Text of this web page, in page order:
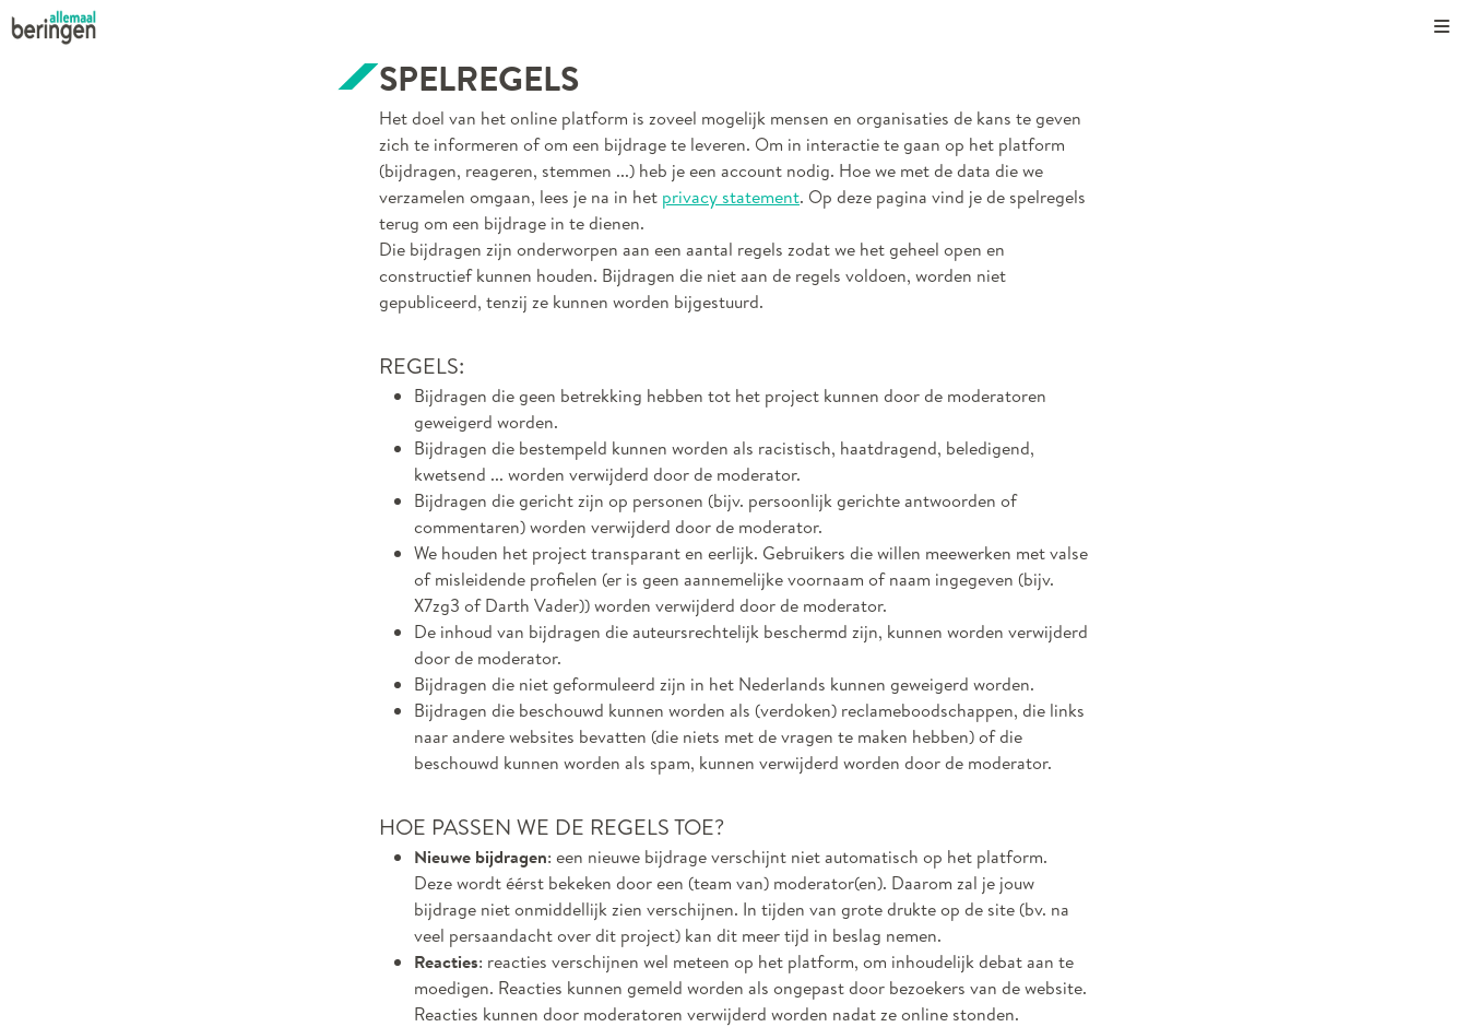
SPELREGELS
Het doel van het online platform is zoveel mogelijk mensen en organisaties de kans te geven
zich te informeren of om een bijdrage te leveren. Om in interactie te gaan op het platform
(bijdragen, reageren, stemmen ...) heb je een account nodig. Hoe we met de data die we
verzamelen omgaan, lees je na in het privacy statement. Op deze pagina vind je de spelregels
terug om een bijdrage in te dienen.
Die bijdragen zijn onderworpen aan een aantal regels zodat we het geheel open en
constructief kunnen houden. Bijdragen die niet aan de regels voldoen, worden niet
gepubliceerd, tenzij ze kunnen worden bijgestuurd.
REGELS:
Bijdragen die geen betrekking hebben tot het project kunnen door de moderatoren
geweigerd worden.
Bijdragen die bestempeld kunnen worden als racistisch, haatdragend, beledigend,
kwetsend ... worden verwijderd door de moderator.
Bijdragen die gericht zijn op personen (bijv. persoonlijk gerichte antwoorden of
commentaren) worden verwijderd door de moderator.
We houden het project transparant en eerlijk. Gebruikers die willen meewerken met valse
of misleidende profielen (er is geen aannemelijke voornaam of naam ingegeven (bijv.
X7zg3 of Darth Vader)) worden verwijderd door de moderator.
De inhoud van bijdragen die auteursrechtelijk beschermd zijn, kunnen worden verwijderd
door de moderator.
Bijdragen die niet geformuleerd zijn in het Nederlands kunnen geweigerd worden.
Bijdragen die beschouwd kunnen worden als (verdoken) reclameboodschappen, die links
naar andere websites bevatten (die niets met de vragen te maken hebben) of die
beschouwd kunnen worden als spam, kunnen verwijderd worden door de moderator.
HOE PASSEN WE DE REGELS TOE?
Nieuwe bijdragen: een nieuwe bijdrage verschijnt niet automatisch op het platform.
Deze wordt éérst bekeken door een (team van) moderator(en). Daarom zal je jouw
bijdrage niet onmiddellijk zien verschijnen. In tijden van grote drukte op de site (bv. na
veel persaandacht over dit project) kan dit meer tijd in beslag nemen.
Reacties: reacties verschijnen wel meteen op het platform, om inhoudelijk debat aan te
moedigen. Reacties kunnen gemeld worden als ongepast door bezoekers van de website.
Reacties kunnen door moderatoren verwijderd worden nadat ze online stonden.